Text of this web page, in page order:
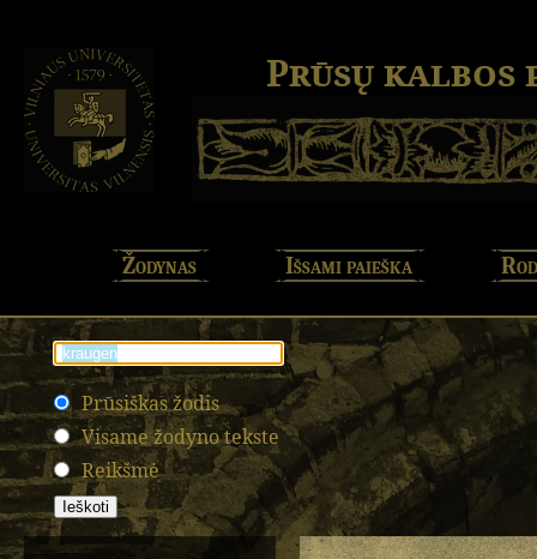
Prūsų kalbos
Žodynas Išsami paieška
Prūsiškas žodis
Visame žodyno tekste
Reikšmė